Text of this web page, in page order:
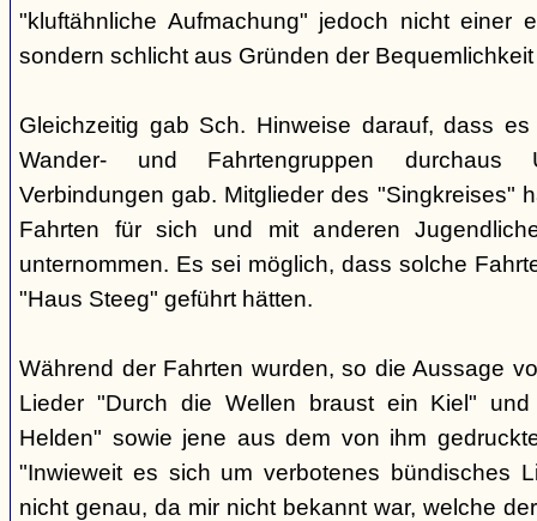
"kluftähnliche Aufmachung" jedoch nicht einer
sondern schlicht aus Gründen der
Gleichzeitig gab Sch. Hinweise darauf, dass
Wander- und Fahrtengruppen durchaus
Verbindungen gab. Mitglieder des "Singkreises"
Fahrten für sich und mit anderen
unternommen. Es sei möglich, dass solche
"Haus Steeg" geführt hätten.
Während der Fahrten wurden, so die Aussage
Lieder "Durch die Wellen braust ein Kiel"
Helden" sowie jene aus dem von ihm
"Inwieweit es sich um verbotenes bündisches
nicht genau, da mir nicht bekannt war, welche